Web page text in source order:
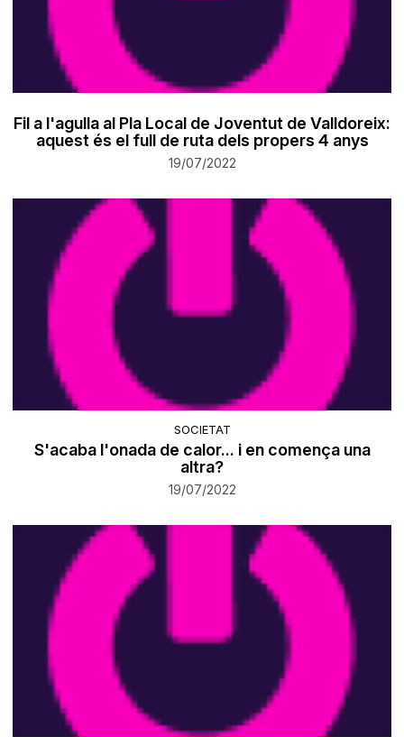
Fil a l'agulla al Pla Local de Joventut de Valldoreix:
aquest és el full de ruta dels propers 4 anys
19/07/2022
SOCIETAT
S'acaba l'onada de calor... i en comença una
altra?
19/07/2022